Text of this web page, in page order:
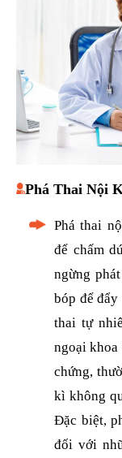
Phá Thai Nội
Phá thai
để chấm
ngừng
bóp để
thai tự
ngoại khoa
chứng,
kì không
Đặc biệt,
đối với